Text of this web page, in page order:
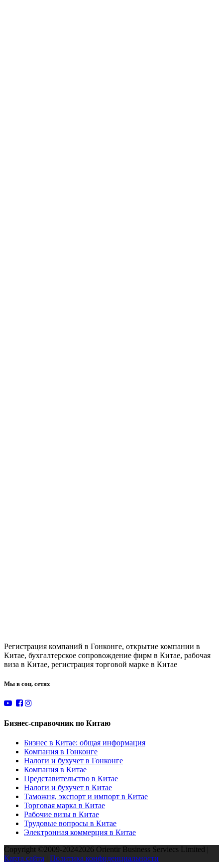
Регистрация компаний в Гонконге, открытие компании в
Китае, бухгалтерское сопровождение фирм в Китае, рабочая
виза в Китае, регистрация торговой марке в Китае
Мы в соц. сетях
Бизнес-справочник по Китаю
Бизнес в Китае: общая информация
Компания в Гонконге
Налоги и бухучет в Гонконге
Компания в Китае
Представительство в Китае
Налоги и бухучет в Китае
Таможня, экспорт и импорт в Китае
Торговая марка в Китае
Рабочие визы в Китае
Трудовые вопросы в Китае
Электронная коммерция в Китае
Copyright ©2009-20242026 Orientir Business Serviecs Limited |
Карта сайта | Политика конфиденциальности